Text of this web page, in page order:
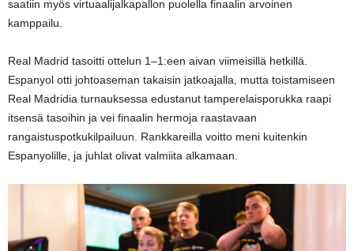
saatiin myös virtuaalijalkapallon puolella finaalin arvoinen
kamppailu.
Real Madrid tasoitti ottelun 1–1:een aivan viimeisillä hetkillä.
Espanyol otti johtoaseman takaisin jatkoajalla, mutta toistamiseen
Real Madridia turnauksessa edustanut tamperelaisporukka raapi
itsensä tasoihin ja vei finaalin hermoja raastavaan
rangaistuspotkukilpailuun. Rankkareilla voitto meni kuitenkin
Espanyolille, ja juhlat olivat valmiita alkamaan.